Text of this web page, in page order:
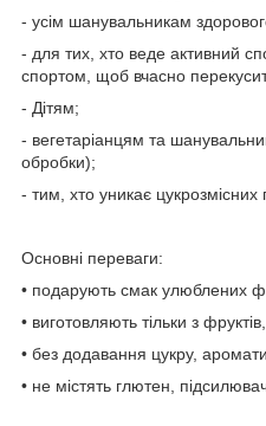
- усім шанувальникам
- для тих, хто веде активний
спортом, щоб вчасно
- Дітям;
- вегетаріанцям та
обробки);
- тим, хто уникає цукрозмісних
Основні переваги:
• подарують смак улюблених
• виготовляють тільки з фруктів,
• без додавання цукру,
• не містять глютен,